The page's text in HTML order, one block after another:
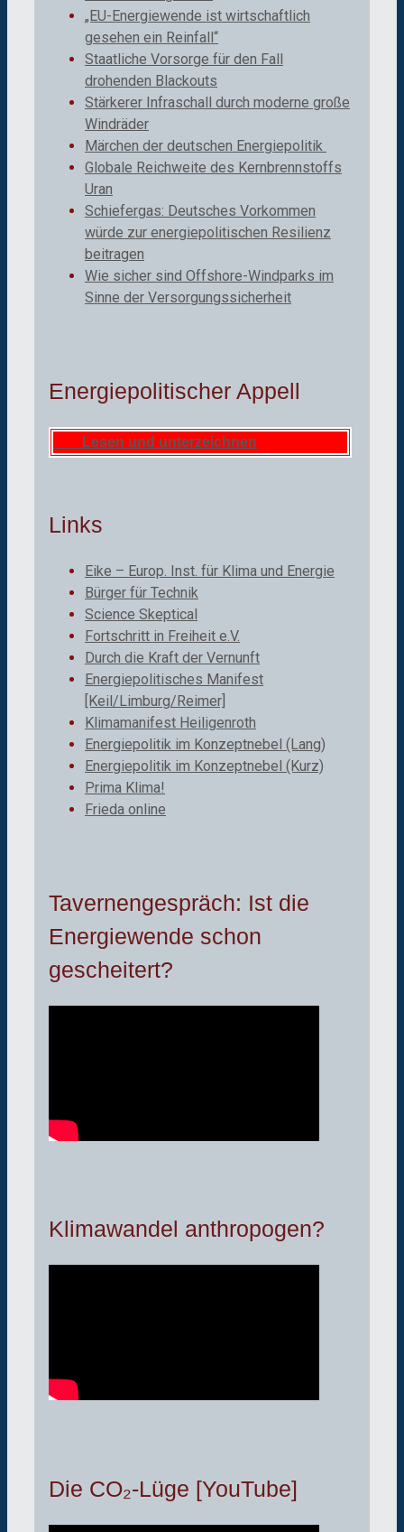
„EU-Energiewende ist wirtschaftlich
gesehen ein Reinfall“
Staatliche Vorsorge für den Fall
drohenden Blackouts
Stärkerer Infraschall durch moderne große
Windräder
Märchen der deutschen Energiepolitik
Globale Reichweite des Kernbrennstoffs
Uran
Schiefergas: Deutsches Vorkommen
würde zur energiepolitischen Resilienz
beitragen
Wie sicher sind Offshore-Windparks im
Sinne der Versorgungssicherheit
Energiepolitischer Appell
Lesen und unterzeichnen
Links
Eike – Europ. Inst. für Klima und Energie
Bürger für Technik
Science Skeptical
Fortschritt in Freiheit e.V.
Durch die Kraft der Vernunft
Energiepolitisches Manifest
[Keil/Limburg/Reimer]
Klimamanifest Heiligenroth
Energiepolitik im Konzeptnebel (Lang)
Energiepolitik im Konzeptnebel (Kurz)
Prima Klima!
Frieda online
Tavernengespräch: Ist die
Energiewende schon
gescheitert?
Klimawandel anthropogen?
Die CO₂-Lüge [YouTube]